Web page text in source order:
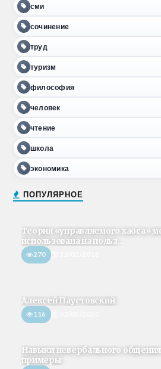
сми
сочинение
труд
туризм
философия
человек
чтение
школа
экономика
ПОПУЛЯРНОЕ
Теория «управляемого хаоса»
использована на польз...
270
Алексей Паустовский
116
Навыки невербального
примеры